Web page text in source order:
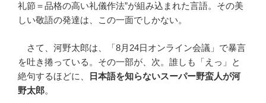
礼節＝品格の高い礼儀作法”が組み込まれた言語。その美
しい敬語の発達は、この一面でしかない。
さて、河野太郎は、「8月24日オンライン会議」で暴言
を吐き捲っている。その一部が、次。誰しも「えっ」と
絶句するほどに、
日本語を知らないスーパー野蛮人が河
野太郎。